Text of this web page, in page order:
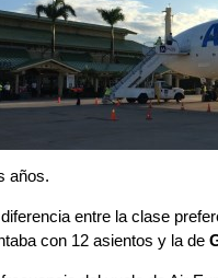
años.
entre la clase
con 12 asientos y la de